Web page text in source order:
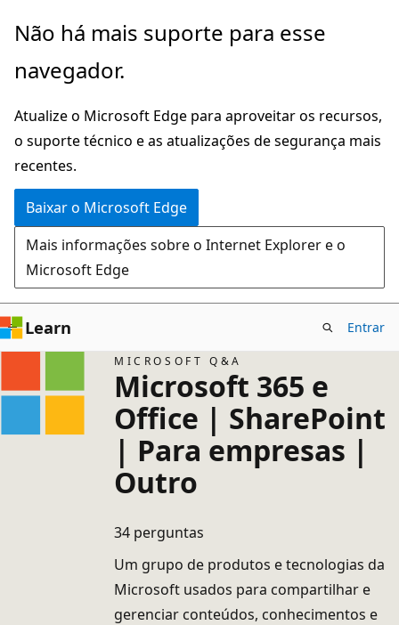
Pular
o
principal
Não há mais suporte para esse
navegador.
Atualize o Microsoft Edge para aproveitar os recursos,
o suporte técnico e as atualizações de segurança mais
recentes.
Baixar o Microsoft Edge
Mais informações sobre o Internet Explorer e o
Microsoft Edge
Learn Entrar
MICROSOFT Q&A
Microsoft 365 e
Office | SharePoint
| Para empresas |
Outro
34 perguntas
Um grupo de produtos e tecnologias da
Microsoft usados para compartilhar e
gerenciar conteúdos, conhecimentos e